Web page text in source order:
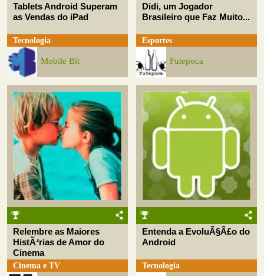
Tablets Android Superam
as Vendas do iPad
Tecnologia
Mobile Bit
Didi, um Jogador
Brasileiro que Faz Muito...
Esportes
Futepoca
Relembre as Maiores
HistÃ³rias de Amor do
Cinema
Cinema e TV
Entenda a EvoluÃ§Ã£o do
Android
Tecnologia